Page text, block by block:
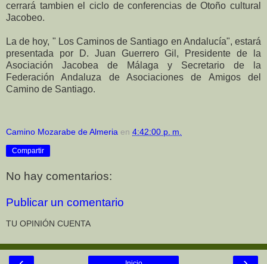
cerrará tambien el ciclo de conferencias de Otoño cultural
Jacobeo.
La de hoy, " Los Caminos de Santiago en Andalucía", estará
presentada por D. Juan Guerrero Gil, Presidente de la
Asociación Jacobea de Málaga y Secretario de la
Federación Andaluza de Asociaciones de Amigos del
Camino de Santiago.
Camino Mozarabe de Almeria en 4:42:00 p. m.
Compartir
No hay comentarios:
Publicar un comentario
TU OPINIÓN CUENTA